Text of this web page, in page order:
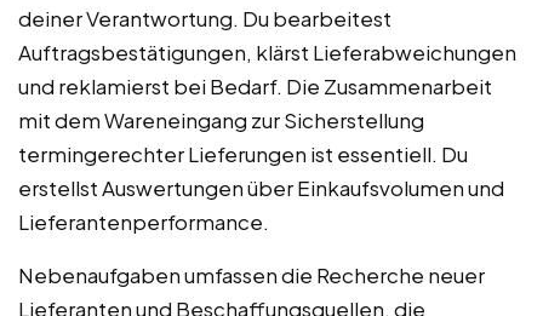
deiner Verantwortung. Du bearbeitest
Auftragsbestätigungen, klärst Lieferabweichungen
und reklamierst bei Bedarf. Die Zusammenarbeit
mit dem Wareneingang zur Sicherstellung
termingerechter Lieferungen ist essentiell. Du
erstellst Auswertungen über Einkaufsvolumen und
Lieferantenperformance.
Nebenaufgaben umfassen die Recherche neuer
Lieferanten und Beschaffungsquellen, die